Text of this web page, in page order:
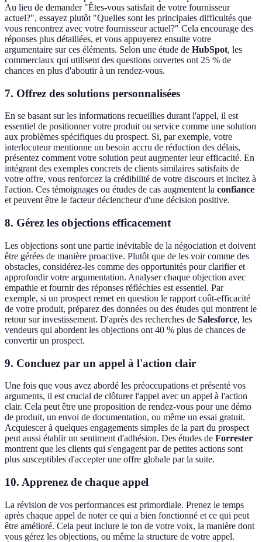
Au lieu de demander "Êtes-vous satisfait de votre fournisseur
actuel?", essayez plutôt "Quelles sont les principales difficultés que
vous rencontrez avec votre fournisseur actuel?" Cela encourage des
réponses plus détaillées, et vous appuyerez ensuite votre
argumentaire sur ces éléments. Selon une étude de HubSpot, les
commerciaux qui utilisent des questions ouvertes ont 25 % de
chances en plus d'aboutir à un rendez-vous.
7. Offrez des solutions personnalisées
En se basant sur les informations recueillies durant l'appel, il est
essentiel de positionner votre produit ou service comme une solution
aux problèmes spécifiques du prospect. Si, par exemple, votre
interlocuteur mentionne un besoin accru de réduction des délais,
présentez comment votre solution peut augmenter leur efficacité. En
intégrant des exemples concrets de clients similaires satisfaits de
votre offre, vous renforcez la crédibilité de votre discours et incitez à
l'action. Ces témoignages ou études de cas augmentent la confiance
et peuvent être le facteur déclencheur d'une décision positive.
8. Gérez les objections efficacement
Les objections sont une partie inévitable de la négociation et doivent
être gérées de manière proactive. Plutôt que de les voir comme des
obstacles, considérez-les comme des opportunités pour clarifier et
approfondir votre argumentation. Analyser chaque objection avec
empathie et fournir des réponses réfléchies est essentiel. Par
exemple, si un prospect remet en question le rapport coût-efficacité
de votre produit, préparez des données ou des études qui montrent le
retour sur investissement. D'après des recherches de Salesforce, les
vendeurs qui abordent les objections ont 40 % plus de chances de
convertir un prospect.
9. Concluez par un appel à l'action clair
Une fois que vous avez abordé les préoccupations et présenté vos
arguments, il est crucial de clôturer l'appel avec un appel à l'action
clair. Cela peut être une proposition de rendez-vous pour une démo
de produit, un envoi de documentation, ou même un essai gratuit.
Acquiescer à quelques engagements simples de la part du prospect
peut aussi établir un sentiment d'adhésion. Des études de Forrester
montrent que les clients qui s'engagent par de petites actions sont
plus susceptibles d'accepter une offre globale par la suite.
10. Apprenez de chaque appel
La révision de vos performances est primordiale. Prenez le temps
après chaque appel de noter ce qui a bien fonctionné et ce qui peut
être amélioré. Cela peut inclure le ton de votre voix, la manière dont
vous gérez les objections, ou même la structure de votre appel.